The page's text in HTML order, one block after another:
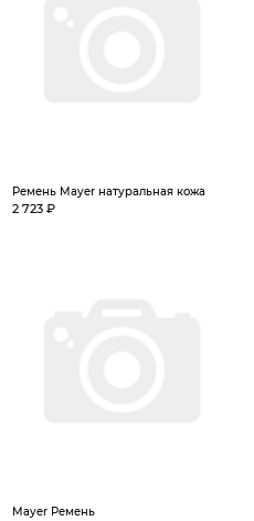
Ремень Mayer натуральная кожа
2 723 ₽
Mayer Ремень